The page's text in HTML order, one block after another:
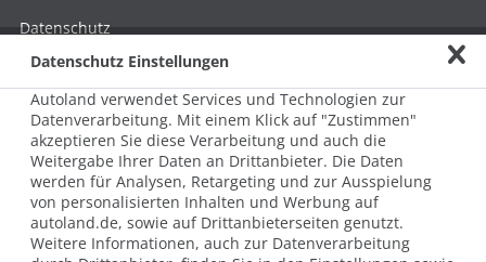
© 2026 AUTOLAND 24 SE & Co. Betriebs KG
Werner-von-Siemens-Str. 2, 06796 Brehna, Deutschland
Datenschutz
Hinweisgebersystem nach HinSchG
Beschwerde nach LkSG
Grundsatzerklärung zum LkSG
Datenschutz Einstellungen
Autoland verwendet Services und Technologien zur
Datenverarbeitung. Mit einem Klick auf "Zustimmen"
akzeptieren Sie diese Verarbeitung und auch die
Weitergabe Ihrer Daten an Drittanbieter. Die Daten
werden für Analysen, Retargeting und zur Ausspielung
von personalisierten Inhalten und Werbung auf
autoland.de, sowie auf Drittanbieterseiten genutzt.
Weitere Informationen, auch zur Datenverarbeitung